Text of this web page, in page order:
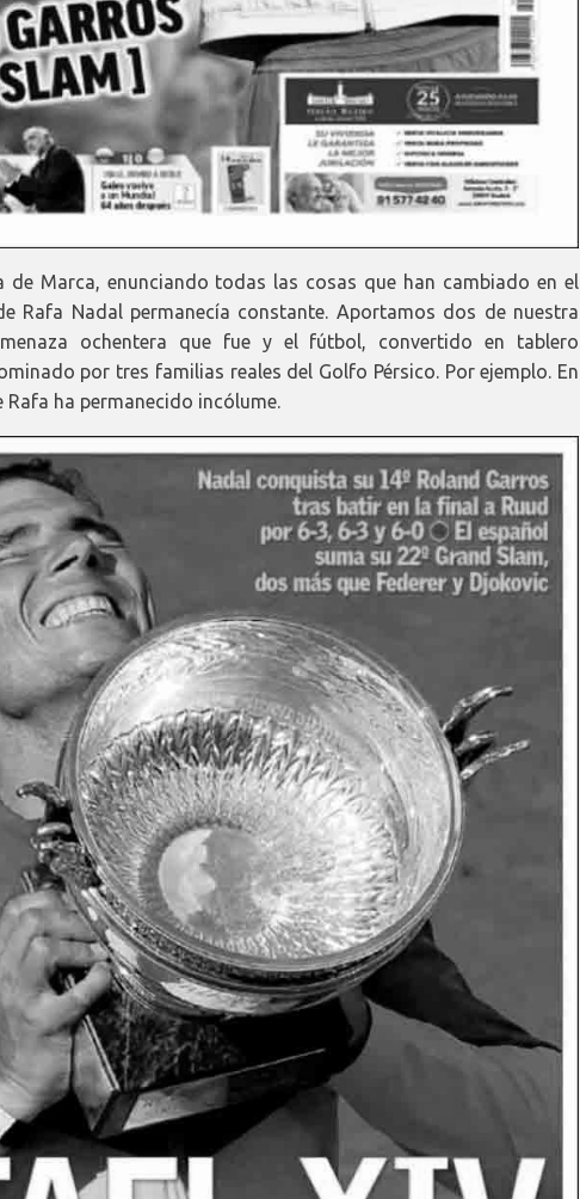
Marca, enunciando todas las cosas que han cambiado en el
Rafa Nadal permanecía constante. Aportamos dos de nuestra
ochentera que fue y el fútbol, convertido en tablero
por tres familias reales del Golfo Pérsico. Por ejemplo. En
ha permanecido incólume.